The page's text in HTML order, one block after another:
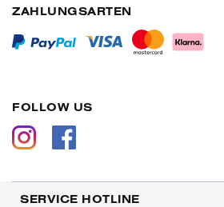
ZAHLUNGSARTEN
FOLLOW US
SERVICE HOTLINE